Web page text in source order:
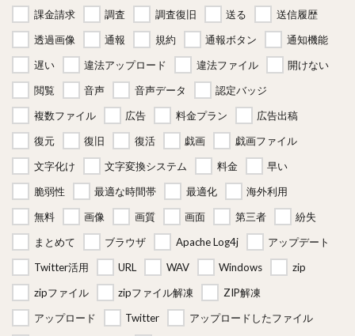
課金請求
調査 調査復旧 送る
送信履歴
透過画像
通報 規約 通報ボタン
通知機能
遅い
違法アップロード 違法ファイル
開けない
閲覧
音声 音声データ
認定バッジ
複数ファイル
広告 料金プラン
広告出稿
復元
復旧 復活 戯画
戯画ファイル
文字化け
文字変換システム 料金
早い
脆弱性
最適な時間帯 最適化
海外利用
無料
画像 画質 画面 第三者
紛失
まとめて
ブラウザ Apache Log4j
アップデート
Twitter活用
URL WAV Windows
zip
zipファイル
zipファイル解凍
ZIP解凍
アップロード
Twitter
アップロードしたファイル